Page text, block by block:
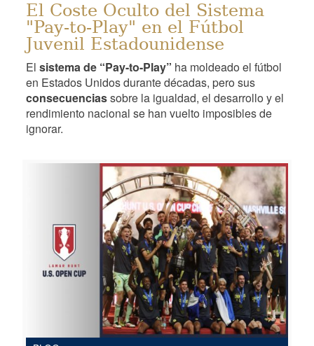
El Coste Oculto del Sistema
"Pay-to-Play" en el Fútbol
Juvenil Estadounidense
Elsistema de “Pay-to-Play” ha moldeado el fútbol
en Estados Unidos durante décadas, pero sus
consecuenciassobre la igualdad, el desarrollo y el
rendimiento nacional se han vuelto imposibles de
ignorar.